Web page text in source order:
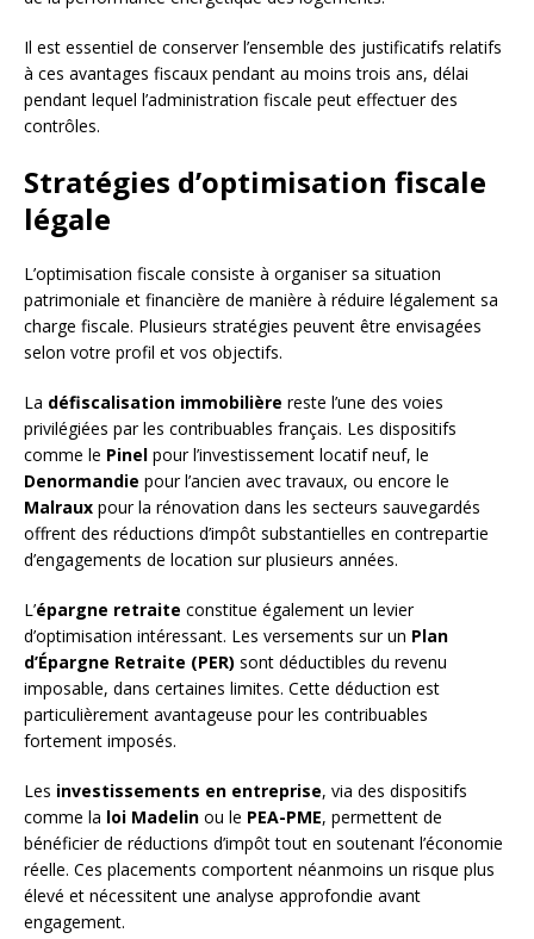
Il est essentiel de conserver l’ensemble des justificatifs relatifs
à ces avantages fiscaux pendant au moins trois ans, délai
pendant lequel l’administration fiscale peut effectuer des
contrôles.
Stratégies d’optimisation fiscale
légale
L’optimisation fiscale consiste à organiser sa situation
patrimoniale et financière de manière à réduire légalement sa
charge fiscale. Plusieurs stratégies peuvent être envisagées
selon votre profil et vos objectifs.
La défiscalisation immobilière reste l’une des voies
privilégiées par les contribuables français. Les dispositifs
comme le Pinel pour l’investissement locatif neuf, le
Denormandie pour l’ancien avec travaux, ou encore le
Malraux pour la rénovation dans les secteurs sauvegardés
offrent des réductions d’impôt substantielles en contrepartie
d’engagements de location sur plusieurs années.
L’épargne retraite constitue également un levier
d’optimisation intéressant. Les versements sur un Plan
d’Épargne Retraite (PER) sont déductibles du revenu
imposable, dans certaines limites. Cette déduction est
particulièrement avantageuse pour les contribuables
fortement imposés.
Les investissements en entreprise, via des dispositifs
comme la loi Madelin ou le PEA-PME, permettent de
bénéficier de réductions d’impôt tout en soutenant l’économie
réelle. Ces placements comportent néanmoins un risque plus
élevé et nécessitent une analyse approfondie avant
engagement.